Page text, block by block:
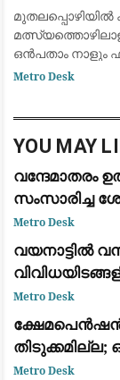
ഒൻപതാം നാളും
എത്തിക്കാൻ
Metro Desk
YOU MAY
വന്ദേമാതരം
സംസാരിച്ച
Metro Desk
വയനാട്ടിൽ
ആശങ്കയിൽ
Metro Desk
ക്ഷേമപെൻഷൻ
തിടുക്കമില്ല;
തുടരും
Metro Desk